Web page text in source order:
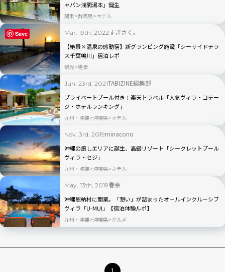
ャパン浅間湯本」誕生
関東 群馬県 ホテル
Mar. 19th, 2022すぎさく。
【絶景×温泉の感動宿】新グランピング施設「シーサイドテラ
ス千葉鴨川」宿泊レポ
観光 絶景
Jun. 23rd, 2021TABIZINE編集部
プライベートプール付き！楽天トラベル「人気ヴィラ・コテー
ジ・ホテルランキング」
九州・沖縄 沖縄県 ホテル
Nov. 3rd, 2019minacono
沖縄の癒しエリアに誕生、高級リゾート「シークレットプール
ヴィラ・セジ」
九州・沖縄 沖縄県 ホテル
May. 13th, 2019春奈
沖縄恩納村に開業。「想い」が詰まったオールインクルーシブ
ヴィラ「U-MUI」【宿泊体験ルポ】
九州・沖縄 沖縄県 グルメ
Save